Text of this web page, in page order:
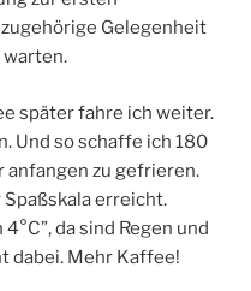
Gelegenheit
warten.
später fahre ich weiter.
Und so schaffe ich 180
anfangen zu gefrieren.
erreicht.
da sind Regen und
dabei. Mehr Kaffee!